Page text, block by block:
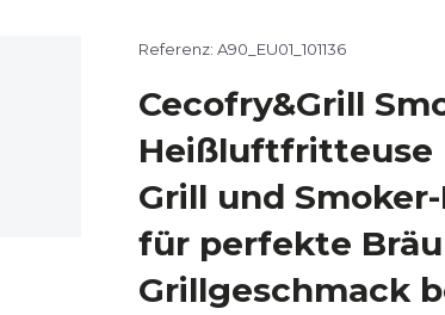
Referenz: A90_EU01_101136
Cecofry&Grill
Heißluftfritteuse
Grill und
für perfekte
Grillgeschmack